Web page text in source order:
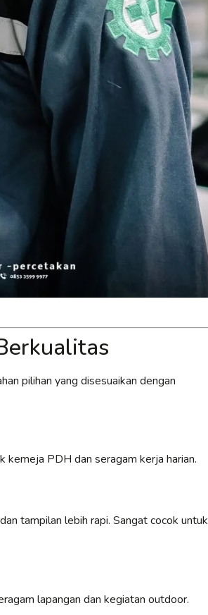
pilihan yang disesuaikan dengan
kemeja PDH dan seragam kerja harian.
tampilan lebih rapi. Sangat cocok untuk
lapangan dan kegiatan outdoor.